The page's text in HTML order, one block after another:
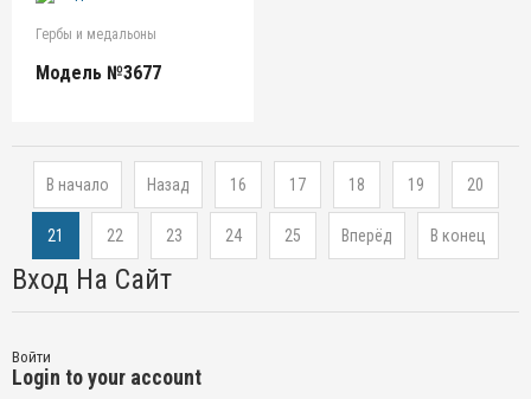
Гербы и медальоны
Модель №3677
В начало Назад 16 17 18 19 20
21 22 23 24 25 Вперёд В конец
Вход На Сайт
Войти
Login to your account